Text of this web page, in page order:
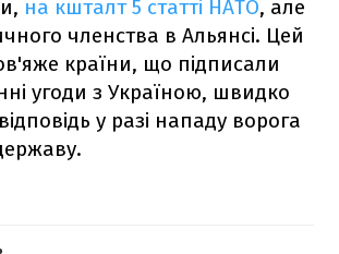
на кшталт 5 статті НАТО, але
членства в Альянсі. Цей
країни, що підписали
угоди з Україною, швидко
у разі нападу ворога